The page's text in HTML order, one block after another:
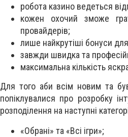
робота казино ведеться
кожен охочий зможе
провайдерів;
лише найкрутіші бонуси
завжди швидка та
максимальна кількість
Для того аби всім новим та
попіклувалися про розробку
розподілення на наступні
«Обрані» та «Всі ігри»;